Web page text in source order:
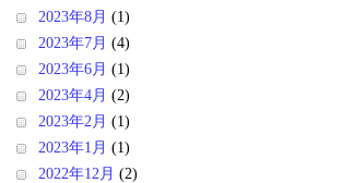
2023年8月 (1)
2023年7月 (4)
2023年6月 (1)
2023年4月 (2)
2023年2月 (1)
2023年1月 (1)
2022年12月 (2)